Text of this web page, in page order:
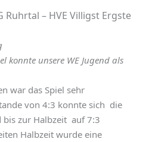
Ruhrtal – HVE Villigst Ergste
konnte unsere WE Jugend als
war das Spiel sehr
von 4:3 konnte sich die
bis zur Halbzeit auf 7:3
Halbzeit wurde eine